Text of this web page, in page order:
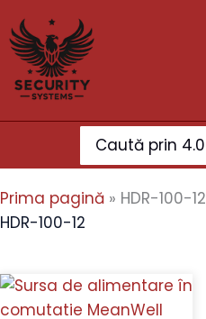
to
content
Search
for:
Prima pagină » HDR-100-12
HDR-100-12